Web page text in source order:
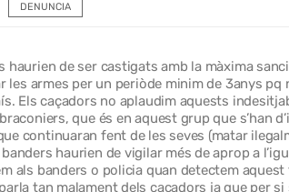
DENUNCIA
haurien de ser castigats amb la màxima
les armes per un periòde minim de 3anys pq
Els caçadors no aplaudim aquests
que és en aquest grup que s’han
continuaran fent de les seves (matar
haurien de vigilar més de aprop a
als banders o policia quan detectem
tan malament dels caçadors ja que per